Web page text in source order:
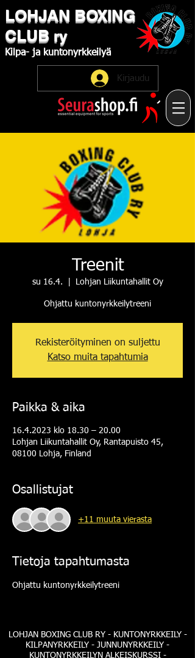
LOHJAN ​BOXING
CLUB ry
Kilpa- ja kuntonyrkkeilyä
Kirjaudu
Treenit
su 16.4. Lohjan Liikuntahallit Oy
Ohjattu kuntonyrkkeilytreeni
Rekisteröityminen on suljettu
Katso muita tapahtumia
Paikka & aika
16.4.2023 klo 18.30 – 20.00
Lohjan Liikuntahallit Oy, Rantapuisto 45,
08100 Lohja, Finland
Osallistujat
+11 muuta vierasta
Tietoja tapahtumasta
Ohjattu kuntonyrkkeilytreeni
LOHJAN BOXING CLUB RY - KUNTONYRKKEILY -
KILPANYRKKEILY - JUNNUNYRKKEILY -
KUNTONYRKKEILYN ALKEISKURSSI -